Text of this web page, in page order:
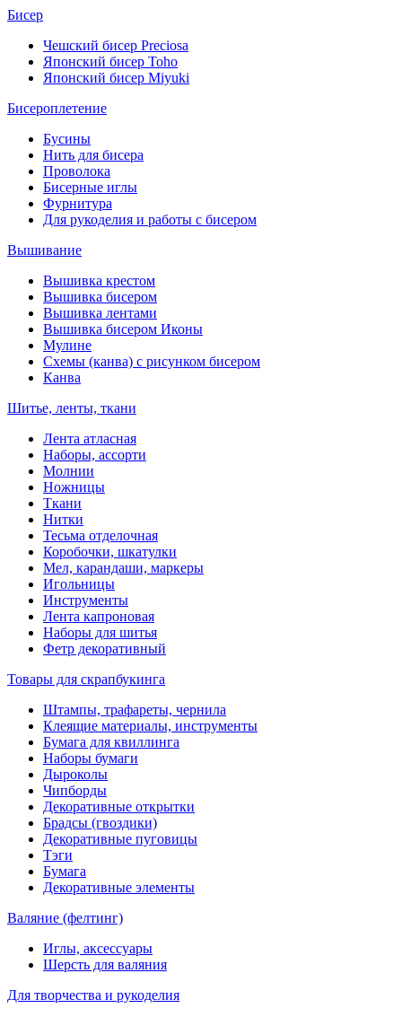
Бисер
Чешский бисер Preciosa
Японский бисер Toho
Японский бисер Miyuki
Бисероплетение
Бусины
Нить для бисера
Проволока
Бисерные иглы
Фурнитура
Для рукоделия и работы с бисером
Вышивание
Вышивка крестом
Вышивка бисером
Вышивка лентами
Вышивка бисером Иконы
Мулине
Схемы (канва) с рисунком бисером
Канва
Шитье, ленты, ткани
Лента атласная
Наборы, ассорти
Молнии
Ножницы
Ткани
Нитки
Тесьма отделочная
Коробочки, шкатулки
Мел, карандаши, маркеры
Игольницы
Инструменты
Лента капроновая
Наборы для шитья
Фетр декоративный
Товары для скрапбукинга
Штампы, трафареты, чернила
Клеящие материалы, инструменты
Бумага для квиллинга
Наборы бумаги
Дыроколы
Чипборды
Декоративные открытки
Брадсы (гвоздики)
Декоративные пуговицы
Тэги
Бумага
Декоративные элементы
Валяние (фелтинг)
Иглы, аксессуары
Шерсть для валяния
Для творчества и рукоделия